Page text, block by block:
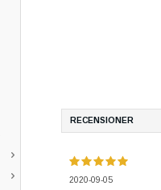
RECENSIONER
2020-09-05